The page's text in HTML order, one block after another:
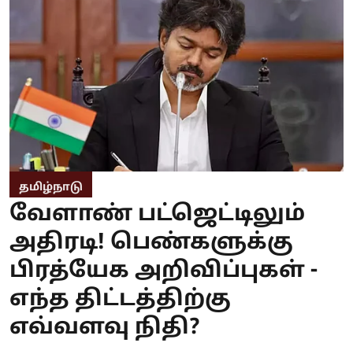
தமிழ்நாடு
வேளாண் பட்ஜெட்டிலும்
அதிரடி! பெண்களுக்கு
பிரத்யேக அறிவிப்புகள் -
எந்த திட்டத்திற்கு
எவ்வளவு நிதி?